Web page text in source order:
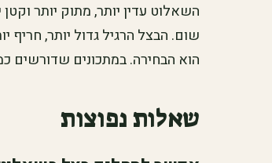
השאלוט עדין יותר, מתוק יותר
שום. הבצל הרגיל גדול יותר,
הוא הבחירה. במתכונים שדורשים
שאלות נפוצות